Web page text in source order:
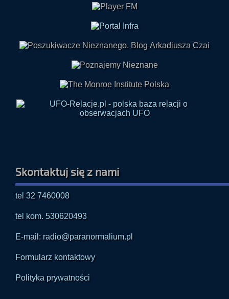
Skontaktuj się z nami
tel 32 7460008
tel kom. 530620493
E-mail: radio@paranormalium.pl
Formularz kontaktowy
Polityka prywatności